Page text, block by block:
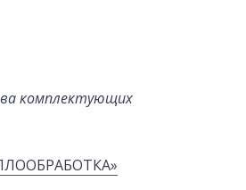
комплектующих